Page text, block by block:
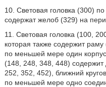
10. Световая головка (300)
содержат желоб (329) на
11. Световая головка (100,
которая также содержит
по меньшей мере один
(148, 248, 348, 448) содержит
252, 352, 452), ближний
по меньшей мере одно